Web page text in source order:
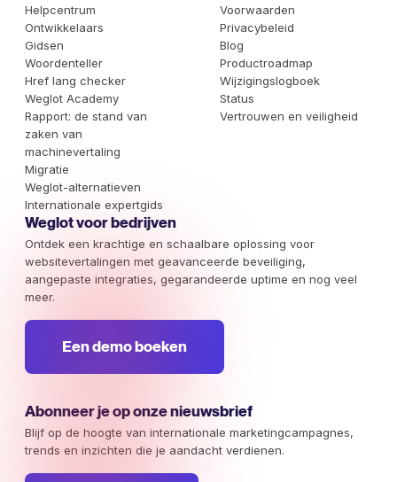
Helpcentrum
Ontwikkelaars
Gidsen
Woordenteller
Href lang checker
Weglot Academy
Rapport: de stand van
zaken van
machinevertaling
Migratie
Weglot-alternatieven
Internationale expertgids
Voorwaarden
Privacybeleid
Blog
Productroadmap
Wijzigingslogboek
Status
Vertrouwen en veiligheid
Weglot voor bedrijven
Ontdek een krachtige en schaalbare oplossing voor
websitevertalingen met geavanceerde beveiliging,
aangepaste integraties, gegarandeerde uptime en nog veel
meer.
Een demo boeken
Abonneer je op onze nieuwsbrief
Blijf op de hoogte van internationale marketingcampagnes,
trends en inzichten die je aandacht verdienen.